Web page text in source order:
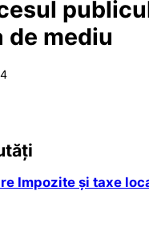
mediu
Impozite și taxe